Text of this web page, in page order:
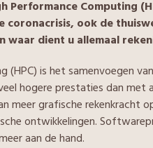
Performance Computing
coronacrisis, ook de
waar dient u allemaal
(HPC) is het samenvoegen
hogere prestaties dan
meer grafische rekenkracht
ontwikkelingen.
aan de hand.